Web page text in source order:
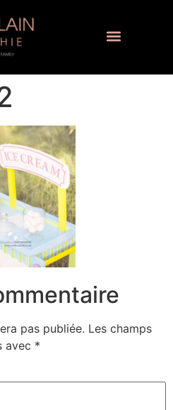
pas publiée. Les champs
avec *